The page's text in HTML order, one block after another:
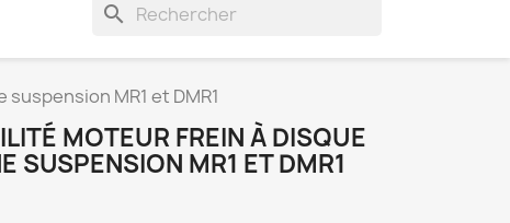
search
MR1 et DMR1
MOTEUR FREIN À DISQUE
SUSPENSION MR1 ET DMR1